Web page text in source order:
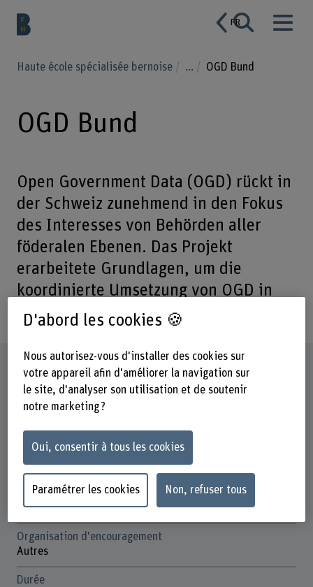
FR
Haute école spécialisée bernoise ... OGD Bund
OGD Bund
Open Government Data (OGD) rückt in
der Schweiz zunehmend in den Fokus
des Interesses von Behörden aller
föderalen Ebenen. Das Projekt
erarbeitete Grundlagen, um die
koordinierte Umsetzung von OGD in
der Schweiz zu unterstützen.
Fiche signalétique
Départements participants
Institut(s)
Institute for Public Sector Transformation
Unité(s) de recherche
Data and Infrastructure
Organisation d'encouragement
Autres
Durée
D'abord les cookies 🍪
Nous autorisez-vous d'installer des cookies sur
votre appareil afin d'améliorer la navigation sur
le site, d'analyser son utilisation et de soutenir
notre marketing ?
Oui, consentir à tous les cookies
Paramétrer les cookies Non, refuser tous